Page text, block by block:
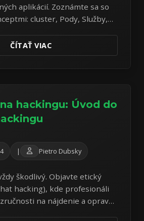
aplikácií. Zoznámte sa so
cluster, Pody, Služby,
ČÍTAŤ VIAC
hackingu: Úvod do
| Pietro Dubsky
škodlivý. Objavte etický
hacking), kde profesionáli
na nájdenie a opravu